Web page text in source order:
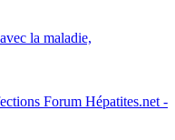
la maladie,
Forum Hépatites.net -